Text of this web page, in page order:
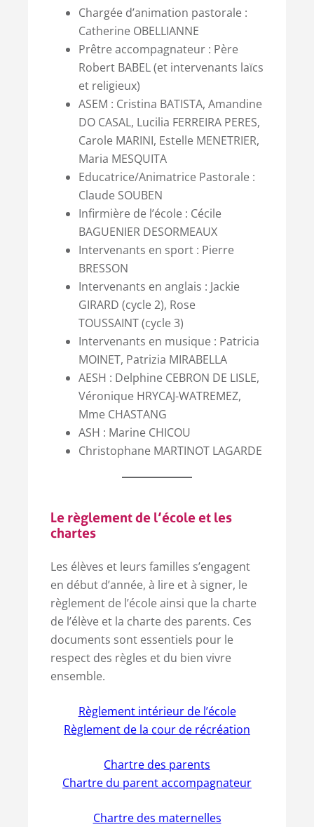
Chargée d’animation pastorale :
Catherine OBELLIANNE
Prêtre accompagnateur : Père
Robert BABEL (et intervenants laïcs
et religieux)
ASEM : Cristina BATISTA, Amandine
DO CASAL, Lucilia FERREIRA PERES,
Carole MARINI, Estelle MENETRIER,
Maria MESQUITA
Educatrice/Animatrice Pastorale :
Claude SOUBEN
Infirmière de l’école : Cécile
BAGUENIER DESORMEAUX
Intervenants en sport : Pierre
BRESSON
Intervenants en anglais : Jackie
GIRARD (cycle 2), Rose
TOUSSAINT (cycle 3)
Intervenants en musique : Patricia
MOINET, Patrizia MIRABELLA
AESH : Delphine CEBRON DE LISLE,
Véronique HRYCAJ-WATREMEZ,
Mme CHASTANG
ASH : Marine CHICOU
Christophane MARTINOT LAGARDE
Le règlement de l’école et les
chartes
Les élèves et leurs familles s’engagent
en début d’année, à lire et à signer, le
règlement de l’école ainsi que la charte
de l’élève et la charte des parents. Ces
documents sont essentiels pour le
respect des règles et du bien vivre
ensemble.
Règlement intérieur de l’école
Règlement de la cour de récréation
Chartre des parents
Chartre du parent accompagnateur
Chartre des maternelles